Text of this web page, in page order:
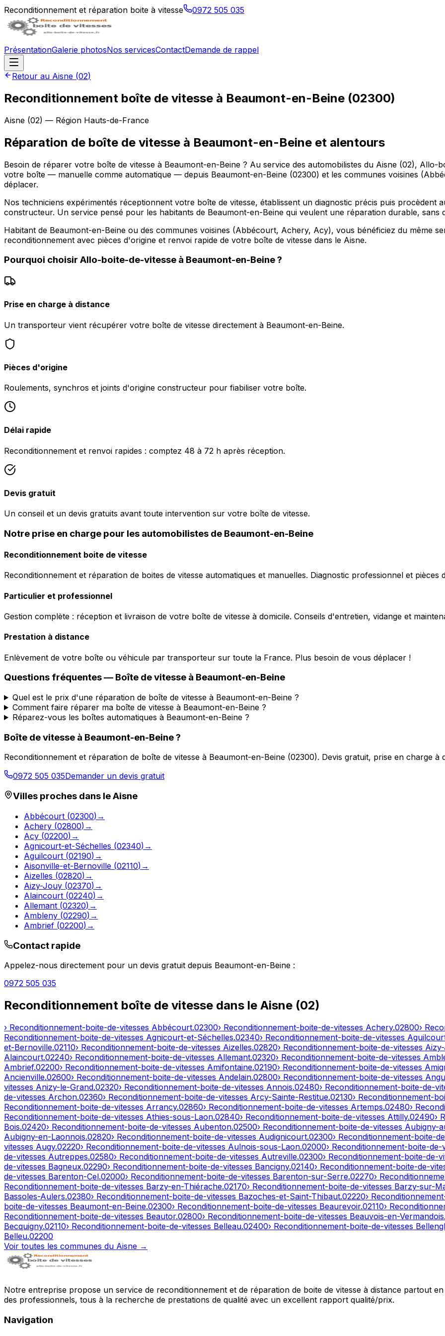
Reconditionnement et réparation boite à vitesse 0972 505 035
PrésentationGalerie photosNos servicesContactDemande de rappel
Retour au Aisne (02)
Reconditionnement boîte de vitesse à Beaumont-en-Beine (02300)
Aisne (02) — Région Hauts-de-France
Réparation de boîte de vitesse à Beaumont-en-Beine et alentours
Besoin de réparer votre boîte de vitesse à Beaumont-en-Beine ? Au service des automobilistes du Aisne (02),
votre boîte — manuelle comme automatique — depuis Beaumont-en-Beine (02300) et les communes voisines
déplacer.
Nos techniciens expérimentés réceptionnent votre boîte de vitesse, établissent un diagnostic précis puis procèdent
constructeur. Un service pensé pour les habitants de Beaumont-en-Beine qui veulent une réparation durable, sans
Habitant de Beaumont-en-Beine ou des communes voisines (Abbécourt, Achery, Acy), vous bénéficiez du même
reconditionnement avec pièces d'origine et renvoi rapide de votre boîte de vitesse dans le Aisne.
Pourquoi choisir Allo-boite-de-vitesse à Beaumont-en-Beine?
Prise en charge à distance
Un transporteur vient récupérer votre boîte de vitesse directement à Beaumont-en-Beine.
Pièces d'origine
Roulements, synchros et joints d'origine constructeur pour fiabiliser votre boîte.
Délai rapide
Reconditionnement et renvoi rapides : comptez 48 à 72 h après réception.
Devis gratuit
Un conseil et un devis gratuits avant toute intervention sur votre boîte de vitesse.
Notre prise en charge pour les automobilistes de Beaumont-en-Beine
Reconditionnement boite de vitesse
Reconditionnement et réparation de boites de vitesse automatiques et manuelles. Diagnostic professionnel et pièces
Particulier et professionnel
Gestion complète : réception et livraison de votre boîte de vitesse à domicile. Conseils d'entretien, vidange et
Prestation à distance
Enlèvement de votre boîte ou véhicule par transporteur sur toute la France. Plus besoin de vous déplacer !
Questions fréquentes — Boîte de vitesse à Beaumont-en-Beine
Quel est le prix d'une réparation de boîte de vitesse à Beaumont-en-Beine ?
Comment faire réparer ma boîte de vitesse à Beaumont-en-Beine ?
Réparez-vous les boîtes automatiques à Beaumont-en-Beine ?
Boîte de vitesse à Beaumont-en-Beine?
Reconditionnement et réparation de boîte de vitesse à Beaumont-en-Beine (02300). Devis gratuit, prise en charge à
0972 505 035Demander un devis gratuit
Villes proches dans leAisne
Abbécourt (02300) →
Achery (02800) →
Acy (02200) →
Agnicourt-et-Séchelles (02340) →
Aguilcourt (02190) →
Aisonville-et-Bernoville (02110) →
Aizelles (02820) →
Aizy-Jouy (02370) →
Alaincourt (02240) →
Allemant (02320) →
Ambleny (02290) →
Ambrief (02200) →
Contact rapide
Appelez-nous directement pour un devis gratuit depuis Beaumont-en-Beine :
0972 505 035
Reconditionnement boîte de vitesse dans le Aisne (02)
› Reconditionnement-boite-de-vitesses Abbécourt.02300› Reconditionnement-boite-de-vitesses Achery.02800›
Reconditionnement-boite-de-vitesses Agnicourt-et-Séchelles.02340› Reconditionnement-boite-de-vitesses
et-Bernoville.02110› Reconditionnement-boite-de-vitesses Aizelles.02820› Reconditionnement-boite-de-vitesses
Alaincourt.02240› Reconditionnement-boite-de-vitesses Allemant.02320› Reconditionnement-boite-de-vitesses
Ambrief.02200› Reconditionnement-boite-de-vitesses Amifontaine.02190› Reconditionnement-boite-de-vitesses
Ancienville.02600› Reconditionnement-boite-de-vitesses Andelain.02800› Reconditionnement-boite-de-vitesses
vitesses Anizy-le-Grand.02320› Reconditionnement-boite-de-vitesses Annois.02480› Reconditionnement-boite-de-
de-vitesses Archon.02360› Reconditionnement-boite-de-vitesses Arcy-Sainte-Restitue.02130› Reconditionnement-
Reconditionnement-boite-de-vitesses Arrancy.02860› Reconditionnement-boite-de-vitesses Artemps.02480›
Reconditionnement-boite-de-vitesses Athies-sous-Laon.02840› Reconditionnement-boite-de-vitesses Attilly.02490›
Bois.02420› Reconditionnement-boite-de-vitesses Aubenton.02500› Reconditionnement-boite-de-vitesses Aubigny-
Aubigny-en-Laonnois.02820› Reconditionnement-boite-de-vitesses Audignicourt.02300› Reconditionnement-boite-
vitesses Augy.02220› Reconditionnement-boite-de-vitesses Aulnois-sous-Laon.02000› Reconditionnement-boite-de-
de-vitesses Autreppes.02580› Reconditionnement-boite-de-vitesses Autreville.02300› Reconditionnement-boite-de-
de-vitesses Bagneux.02290› Reconditionnement-boite-de-vitesses Bancigny.02140› Reconditionnement-boite-de-
de-vitesses Barenton-Cel.02000› Reconditionnement-boite-de-vitesses Barenton-sur-Serre.02270›
Reconditionnement-boite-de-vitesses Barzy-en-Thiérache.02170› Reconditionnement-boite-de-vitesses Barzy-sur-
Bassoles-Aulers.02380› Reconditionnement-boite-de-vitesses Bazoches-et-Saint-Thibaut.02220›
boite-de-vitesses Beaumont-en-Beine.02300› Reconditionnement-boite-de-vitesses Beaurevoir.02110›
Reconditionnement-boite-de-vitesses Beautor.02800› Reconditionnement-boite-de-vitesses Beauvois-en-Vermandois.
Becquigny.02110› Reconditionnement-boite-de-vitesses Belleau.02400› Reconditionnement-boite-de-vitesses
Belleu.02200
Voir toutes les communes du Aisne →
Notre entreprise propose un service de reconditionnement et de réparation de boite de vitesse à distance partout
des professionnels, tous à la recherche de prestations de qualité avec un excellent rapport qualité/prix.
Navigation